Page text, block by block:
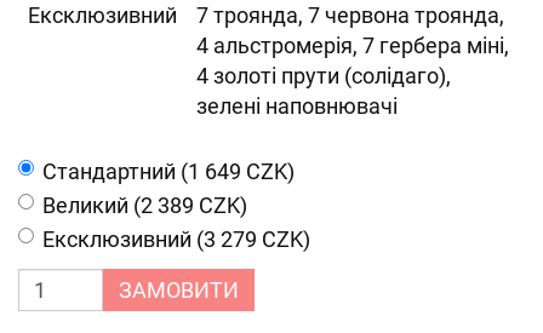
Ексклюзивний
7 троянда, 7 червона троянда,
4 альстромерія, 7 гербера міні,
4 золоті прути (солідаго),
зелені наповнювачі
Cтандартний (1 649 CZK)
Великий (2 389 CZK)
Ексклюзивний (3 279 CZK)
ЗАМОВИТИ